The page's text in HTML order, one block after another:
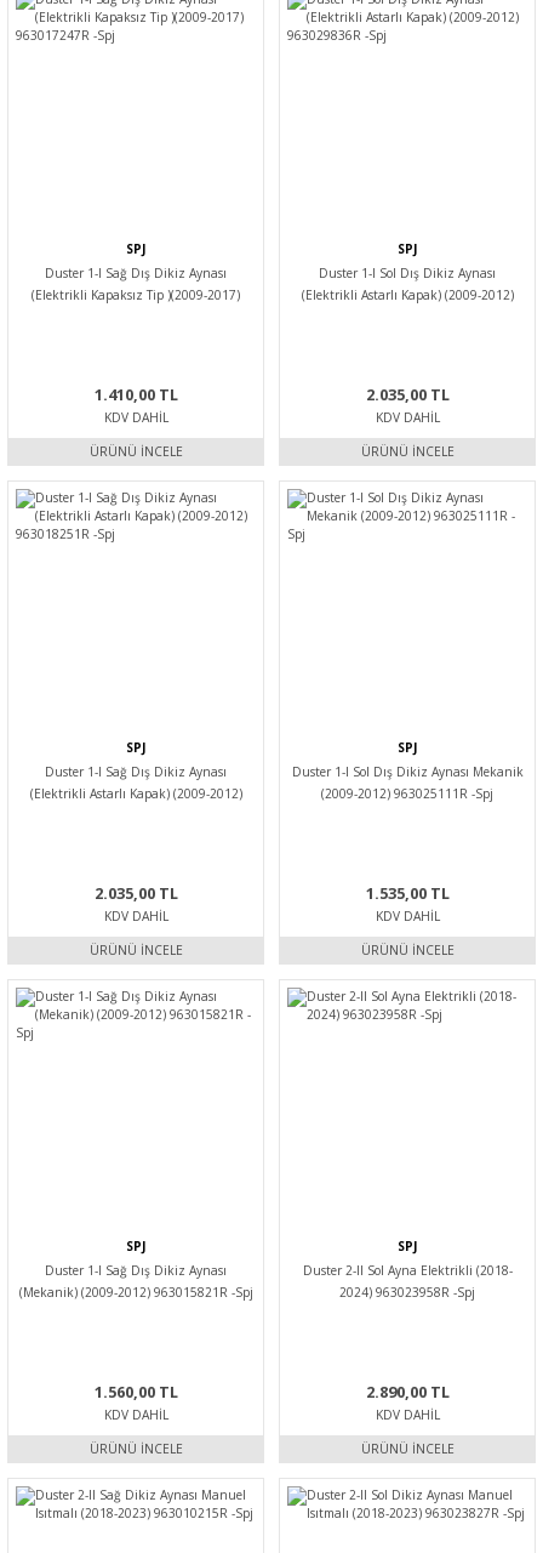
SPJ
Duster 1-I Sağ Dış Dikiz Aynası
(Elektrikli Kapaksız Tip )(2009-2017)
1.410,00 TL
KDV DAHIL
ÜRÜNÜ İNCELE
SPJ
Duster 1-I Sol Dış Dikiz Aynası
(Elektrikli Astarlı Kapak) (2009-2012)
2.035,00 TL
KDV DAHIL
ÜRÜNÜ İNCELE
SPJ
Duster 1-I Sağ Dış Dikiz Aynası
(Elektrikli Astarlı Kapak) (2009-2012)
2.035,00 TL
KDV DAHIL
ÜRÜNÜ İNCELE
SPJ
Duster 1-I Sol Dış Dikiz Aynası Mekanik
(2009-2012) 963025111R -Spj
1.535,00 TL
KDV DAHIL
ÜRÜNÜ İNCELE
SPJ
Duster 1-I Sağ Dış Dikiz Aynası
(Mekanik) (2009-2012) 963015821R -Spj
1.560,00 TL
KDV DAHIL
ÜRÜNÜ İNCELE
SPJ
Duster 2-II Sol Ayna Elektrikli (2018-
2024) 963023958R -Spj
2.890,00 TL
KDV DAHIL
ÜRÜNÜ İNCELE